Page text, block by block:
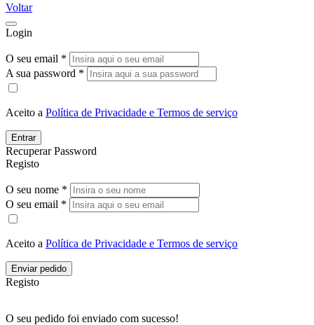
Voltar
Login
O seu email *
A sua password *
Aceito a Política de Privacidade e Termos de serviço
Entrar
Recuperar Password
Registo
O seu nome *
O seu email *
Aceito a Política de Privacidade e Termos de serviço
Enviar pedido
Registo
O seu pedido foi enviado com sucesso!